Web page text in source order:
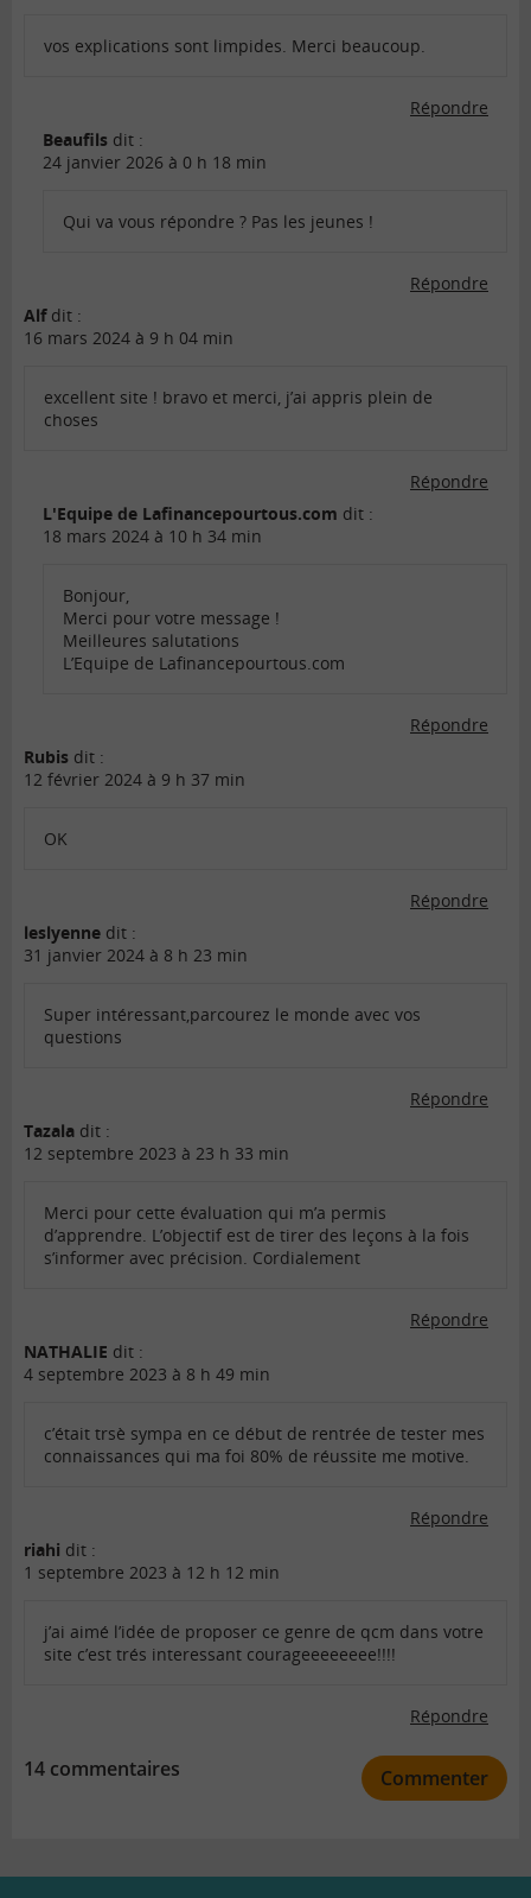
vos explications sont limpides. Merci beaucoup.
Répondre
Beaufils dit :
24 janvier 2026 à 0 h 18 min
Qui va vous répondre ? Pas les jeunes !
Répondre
Alf dit :
16 mars 2024 à 9 h 04 min
excellent site ! bravo et merci, j’ai appris plein de
choses
Répondre
L'Equipe de Lafinancepourtous.com dit :
18 mars 2024 à 10 h 34 min
Bonjour,
Merci pour votre message !
Meilleures salutations
L’Equipe de Lafinancepourtous.com
Répondre
Rubis dit :
12 février 2024 à 9 h 37 min
OK
Répondre
leslyenne dit :
31 janvier 2024 à 8 h 23 min
Super intéressant,parcourez le monde avec vos
questions
Répondre
Tazala dit :
12 septembre 2023 à 23 h 33 min
Merci pour cette évaluation qui m’a permis
d’apprendre. L’objectif est de tirer des leçons à la fois
s’informer avec précision. Cordialement
Répondre
NATHALIE dit :
4 septembre 2023 à 8 h 49 min
c’était trsè sympa en ce début de rentrée de tester mes
connaissances qui ma foi 80% de réussite me motive.
Répondre
riahi dit :
1 septembre 2023 à 12 h 12 min
j’ai aimé l’idée de proposer ce genre de qcm dans votre
site c’est trés interessant courageeeeeeee!!!!
Répondre
14 commentaires Commenter